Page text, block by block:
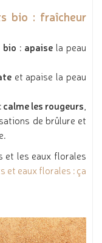
bio : fraîcheur
bio : apaisela peau
et apaise la peau
:calme les rougeurs
de brûlure et
et les eaux florales
et eaux florales : ça